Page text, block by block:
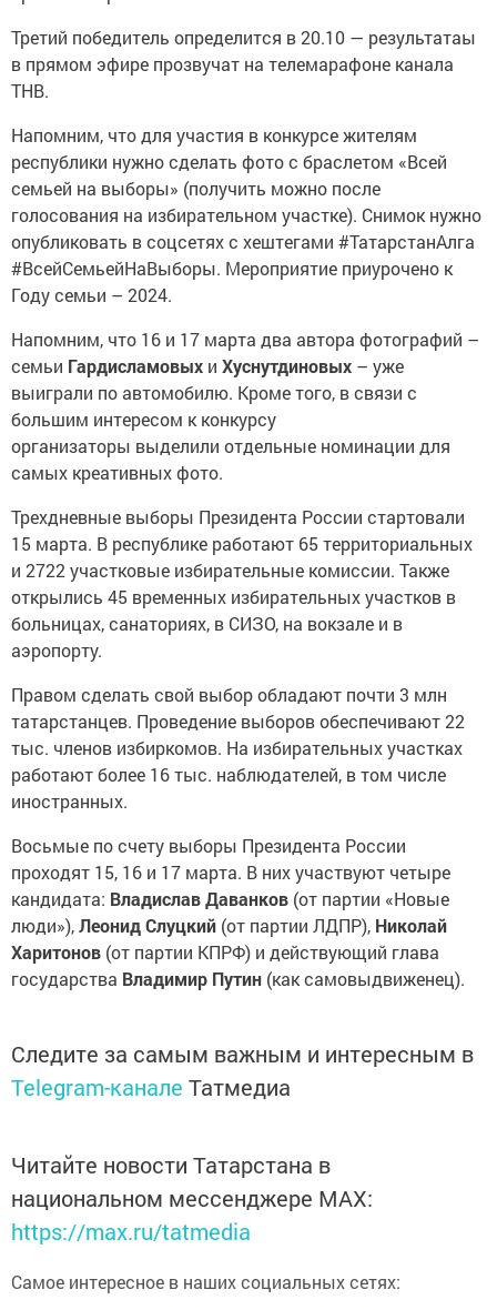
Третий победитель определится в 20.10 — результатаы
в прямом эфире прозвучат на телемарафоне канала
ТНВ.
Напомним, что для участия в конкурсе жителям
республики нужно сделать фото с браслетом «Всей
семьей на выборы» (получить можно после
голосования на избирательном участке). Снимок нужно
опубликовать в соцсетях с хештегами #ТатарстанАлга
#ВсейСемьейНаВыборы. Мероприятие приурочено к
Году семьи – 2024.
Напомним, что 16 и 17 марта два автора фотографий –
семьи Гардисламовых и Хуснутдиновых – уже
выиграли по автомобилю. Кроме того, в связи с
большим интересом к конкурсу
организаторы выделили отдельные номинации для
самых креативных фото.
Трехдневные выборы Президента России стартовали
15 марта. В республике работают 65 территориальных
и 2722 участковые избирательные комиссии. Также
открылись 45 временных избирательных участков в
больницах, санаториях, в СИЗО, на вокзале и в
аэропорту.
Правом сделать свой выбор обладают почти 3 млн
татарстанцев. Проведение выборов обеспечивают 22
тыс. членов избиркомов. На избирательных участках
работают более 16 тыс. наблюдателей, в том числе
иностранных.
Восьмые по счету выборы Президента России
проходят 15, 16 и 17 марта. В них участвуют четыре
кандидата: Владислав Даванков (от партии «Новые
люди»),Леонид Слуцкий (от партии ЛДПР), Николай
Харитонов (от партии КПРФ) и действующий глава
государства Владимир Путин (как самовыдвиженец).
Следите за самым важным и интересным в
Telegram-канале Татмедиа
Читайте новости Татарстана в
национальном мессенджере MАХ:
https://max.ru/tatmedia
Самое интересное в наших социальных сетях: